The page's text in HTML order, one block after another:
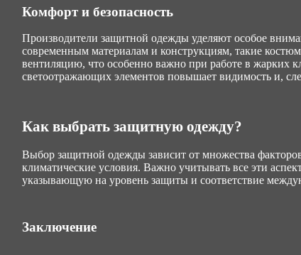
Комфорт и безопасность
Производители защитной одежды уделяют особое
современным материалам и конструкциям, такие
вентиляцию, что особенно важно при работе в жарких
светоотражающих элементов повышает видимость и,
Как выбрать защитную одежду?
Выбор защитной одежды зависит от множества
климатические условия. Важно учитывать все эти
указывающую на уровень защиты и соответствие
Заключение